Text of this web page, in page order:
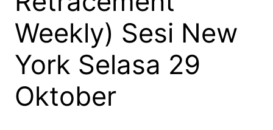
Weekly) Sesi New
York Selasa 29
Oktober